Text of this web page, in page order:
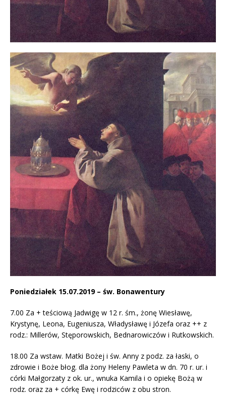
Poniedziałek 15.07.2019 – św. Bonawentury
7.00 Za + teściową Jadwigę w 12 r. śm., żonę Wiesławę,
Krystynę, Leona, Eugeniusza, Władysławę i Józefa oraz ++ z
rodz.: Millerów, Stęporowskich, Bednarowiczów i Rutkowskich.
18.00 Za wstaw. Matki Bożej i św. Anny z podz. za łaski, o
zdrowie i Boże błog. dla żony Heleny Pawleta w dn. 70 r. ur. i
córki Małgorzaty z ok. ur., wnuka Kamila i o opiekę Bożą w
rodz. oraz za + córkę Ewę i rodziców z obu stron.